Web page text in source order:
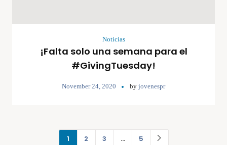
Noticias
¡Falta solo una semana para el
#GivingTuesday!
November 24, 2020 by jovenespr
1 2 3 … 5